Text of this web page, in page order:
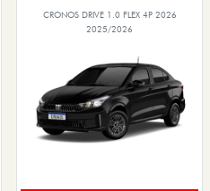
CRONOS DRIVE 1.0 FLEX 4P 2026
2025/2026